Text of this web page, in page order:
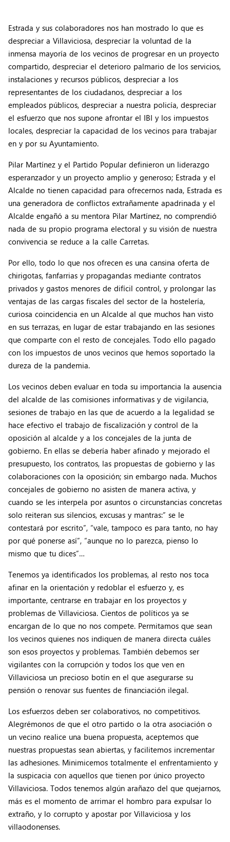
Estrada y sus colaboradores nos han mostrado lo que es
despreciar a Villaviciosa, despreciar la voluntad de la
inmensa mayoría de los vecinos de progresar en un proyecto
compartido, despreciar el deterioro palmario de los servicios,
instalaciones y recursos públicos, despreciar a los
representantes de los ciudadanos, despreciar a los
empleados públicos, despreciar a nuestra policía, despreciar
el esfuerzo que nos supone afrontar el IBI y los impuestos
locales, despreciar la capacidad de los vecinos para trabajar
en y por su Ayuntamiento.
Pilar Martínez y el Partido Popular definieron un liderazgo
esperanzador y un proyecto amplio y generoso; Estrada y el
Alcalde no tienen capacidad para ofrecernos nada, Estrada es
una generadora de conflictos extrañamente apadrinada y el
Alcalde engañó a su mentora Pilar Martínez, no comprendió
nada de su propio programa electoral y su visión de nuestra
convivencia se reduce a la calle Carretas.
Por ello, todo lo que nos ofrecen es una cansina oferta de
chirigotas, fanfarrias y propagandas mediante contratos
privados y gastos menores de difícil control, y prolongar las
ventajas de las cargas fiscales del sector de la hostelería,
curiosa coincidencia en un Alcalde al que muchos han visto
en sus terrazas, en lugar de estar trabajando en las sesiones
que comparte con el resto de concejales. Todo ello pagado
con los impuestos de unos vecinos que hemos soportado la
dureza de la pandemia.
Los vecinos deben evaluar en toda su importancia la ausencia
del alcalde de las comisiones informativas y de vigilancia,
sesiones de trabajo en las que de acuerdo a la legalidad se
hace efectivo el trabajo de fiscalización y control de la
oposición al alcalde y a los concejales de la junta de
gobierno. En ellas se debería haber afinado y mejorado el
presupuesto, los contratos, las propuestas de gobierno y las
colaboraciones con la oposición; sin embargo nada. Muchos
concejales de gobierno no asisten de manera activa, y
cuando se les interpela por asuntos o circunstancias concretas
solo reiteran sus silencios, excusas y mantras:” se le
contestará por escrito”, “vale, tampoco es para tanto, no hay
por qué ponerse así”, “aunque no lo parezca, pienso lo
mismo que tu dices”…
Tenemos ya identificados los problemas, al resto nos toca
afinar en la orientación y redoblar el esfuerzo y, es
importante, centrarse en trabajar en los proyectos y
problemas de Villaviciosa. Cientos de políticos ya se
encargan de lo que no nos compete. Permitamos que sean
los vecinos quienes nos indiquen de manera directa cuáles
son esos proyectos y problemas. También debemos ser
vigilantes con la corrupción y todos los que ven en
Villaviciosa un precioso botín en el que asegurarse su
pensión o renovar sus fuentes de financiación ilegal.
Los esfuerzos deben ser colaborativos, no competitivos.
Alegrémonos de que el otro partido o la otra asociación o
un vecino realice una buena propuesta, aceptemos que
nuestras propuestas sean abiertas, y facilitemos incrementar
las adhesiones. Minimicemos totalmente el enfrentamiento y
la suspicacia con aquellos que tienen por único proyecto
Villaviciosa. Todos tenemos algún arañazo del que quejarnos,
más es el momento de arrimar el hombro para expulsar lo
extraño, y lo corrupto y apostar por Villaviciosa y los
villaodonenses.